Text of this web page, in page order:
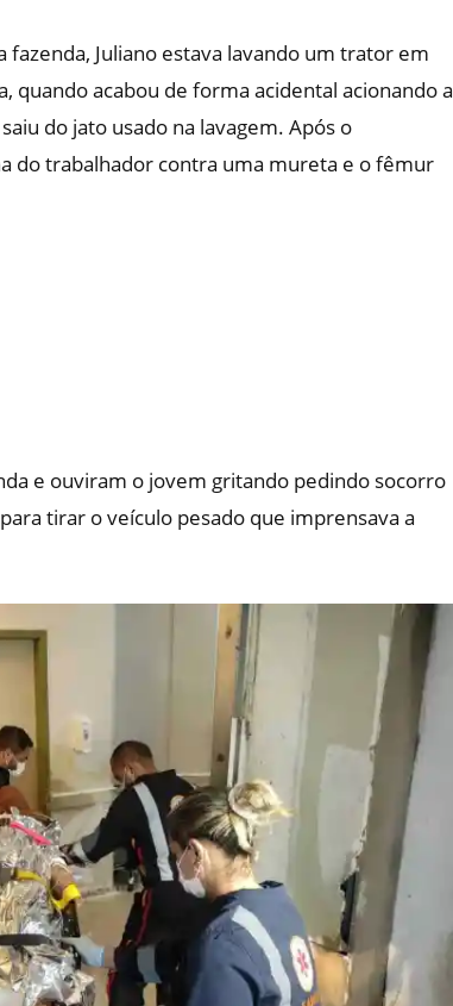
Juliano estava lavando um trator em
quando acabou de forma acidental acionando a
do jato usado na lavagem. Após o
do trabalhador contra uma mureta e o fêmur
e ouviram o jovem gritando pedindo socorro
tirar o veículo pesado que imprensava a